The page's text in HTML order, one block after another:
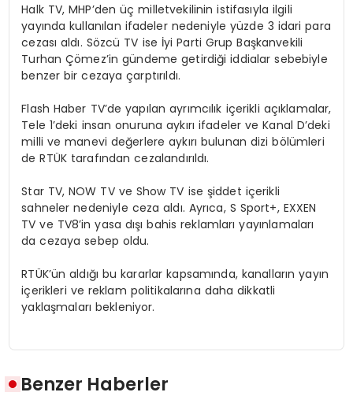
Halk TV, MHP’den üç milletvekilinin istifasıyla ilgili
yayında kullanılan ifadeler nedeniyle yüzde 3 idari para
cezası aldı. Sözcü TV ise İyi Parti Grup Başkanvekili
Turhan Çömez’in gündeme getirdiği iddialar sebebiyle
benzer bir cezaya çarptırıldı.
Flash Haber TV’de yapılan ayrımcılık içerikli açıklamalar,
Tele 1’deki insan onuruna aykırı ifadeler ve Kanal D’deki
milli ve manevi değerlere aykırı bulunan dizi bölümleri
de RTÜK tarafından cezalandırıldı.
Star TV, NOW TV ve Show TV ise şiddet içerikli
sahneler nedeniyle ceza aldı. Ayrıca, S Sport+, EXXEN
TV ve TV8’in yasa dışı bahis reklamları yayınlamaları
da cezaya sebep oldu.
RTÜK’ün aldığı bu kararlar kapsamında, kanalların yayın
içerikleri ve reklam politikalarına daha dikkatli
yaklaşmaları bekleniyor.
Benzer Haberler